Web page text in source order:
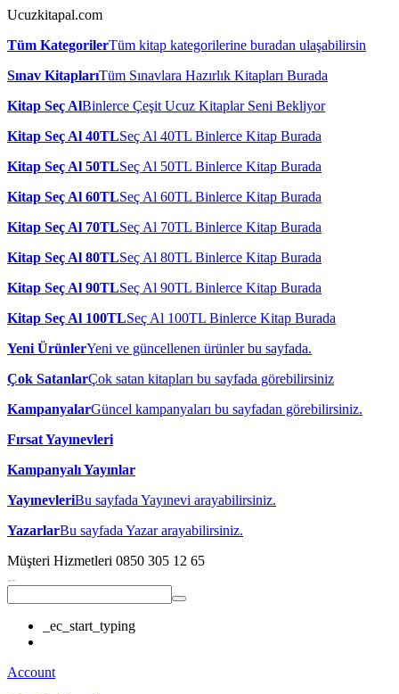
Ucuzkitapal.com
Tüm KategorilerTüm kitap kategorilerine buradan ulaşabilirsin
Sınav KitaplarıTüm Sınavlara Hazırlık Kitapları Burada
Kitap Seç AlBinlerce Çeşit Ucuz Kitaplar Seni Bekliyor
Kitap Seç Al 40TLSeç Al 40TL Binlerce Kitap Burada
Kitap Seç Al 50TLSeç Al 50TL Binlerce Kitap Burada
Kitap Seç Al 60TLSeç Al 60TL Binlerce Kitap Burada
Kitap Seç Al 70TLSeç Al 70TL Binlerce Kitap Burada
Kitap Seç Al 80TLSeç Al 80TL Binlerce Kitap Burada
Kitap Seç Al 90TLSeç Al 90TL Binlerce Kitap Burada
Kitap Seç Al 100TLSeç Al 100TL Binlerce Kitap Burada
Yeni ÜrünlerYeni ve güncellenen ürünler bu sayfada.
Çok SatanlarÇok satan kitapları bu sayfada görebilirsiniz
KampanyalarGüncel kampanyaları bu sayfadan görebilirsiniz.
Fırsat Yayınevleri
Kampanyalı Yayınlar
YayınevleriBu sayfada Yayınevi arayabilirsiniz.
YazarlarBu sayfada Yazar arayabilirsiniz.
Müşteri Hizmetleri 0850 305 12 65
_ec_start_typing
Account